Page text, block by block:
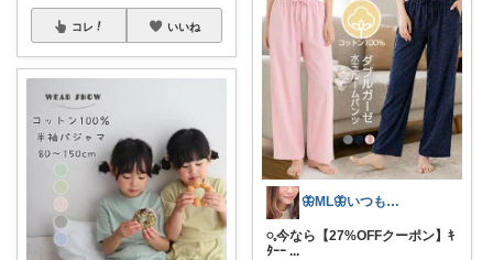
コレ いいね
🦋ML🦋いつもありがとう💓
𓏸𓈒今なら【27%OFFクーポン】ｷ
ﾀｰｰ ...